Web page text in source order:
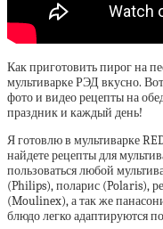
Как приготовить пирог на
мультиварке РЭД вкусно.
фото и видео рецепты на
праздник и каждый день!
Я готовлю в мультиварке
найдете рецепты для
пользоваться любой
(Philips), поларис (Polaris),
(Moulinex), а так же
блюдо легко адаптируются